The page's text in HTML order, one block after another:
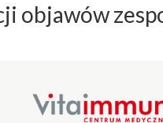
objawów